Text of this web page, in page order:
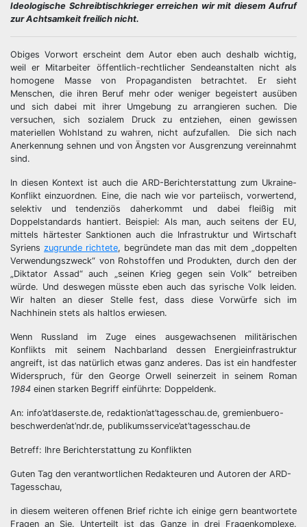
Ideologische Schreibtischkrieger erreichen wir mit diesem Aufruf
zur Achtsamkeit freilich nicht.
Obiges Vorwort erscheint dem Autor eben auch deshalb wichtig,
weil er Mitarbeiter öffentlich-rechtlicher Sendeanstalten nicht als
homogene Masse von Propagandisten betrachtet. Er sieht
Menschen, die ihren Beruf mehr oder weniger begeistert ausüben
und sich dabei mit ihrer Umgebung zu arrangieren suchen. Die
versuchen, sich sozialem Druck zu entziehen, einen gewissen
materiellen Wohlstand zu wahren, nicht aufzufallen. Die sich nach
Anerkennung sehnen und von Ängsten vor Ausgrenzung vereinnahmt
sind.
In diesen Kontext ist auch die ARD-Berichterstattung zum Ukraine-
Konflikt einzuordnen. Eine, die nach wie vor parteiisch, vorwertend,
selektiv und tendenziös daherkommt und dabei fleißig mit
Doppelstandards hantiert. Beispiel: Als man, auch seitens der EU,
mittels härtester Sanktionen auch die Infrastruktur und Wirtschaft
Syriens zugrunde richtete, begründete man das mit dem „doppelten
Verwendungszweck“ von Rohstoffen und Produkten, durch den der
„Diktator Assad“ auch „seinen Krieg gegen sein Volk“ betreiben
würde. Und deswegen müsste eben auch das syrische Volk leiden.
Wir halten an dieser Stelle fest, dass diese Vorwürfe sich im
Nachhinein stets als haltlos erwiesen.
Wenn Russland im Zuge eines ausgewachsenen militärischen
Konflikts mit seinem Nachbarland dessen Energieinfrastruktur
angreift, ist das natürlich etwas ganz anderes. Das ist ein handfester
Widerspruch, für den George Orwell seinerzeit in seinem Roman
1984 einen starken Begriff einführte: Doppeldenk.
An: info’at’daserste.de, redaktion’at’tagesschau.de, gremienbuero-
beschwerden’at’ndr.de, publikumsservice’at’tagesschau.de
Betreff: Ihre Berichterstattung zu Konflikten
Guten Tag den verantwortlichen Redakteuren und Autoren der ARD-
Tagesschau,
in diesem weiteren offenen Brief richte ich einige gern beantwortete
Fragen an Sie. Unterteilt ist das Ganze in drei Fragenkomplexe.